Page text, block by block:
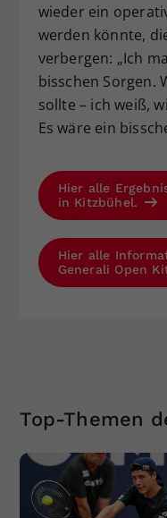
wieder ein
werden könnte,
verbergen: „Ich
bisschen Sorgen.
sollte – ich weiß,
Es wäre ein
Hier alle
in Kitzbühel.
Hier alle
Generali Open
Top-Themen